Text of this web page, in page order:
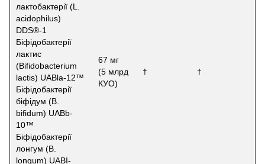
лактобактерії (L.
acidophilus)
DDS®-1
Біфідобактерії
лактис
(Bifidobacterium
lactis) UABla-12™
Біфідобактерії
біфідум (B.
bifidum) UABb-
10™
Біфідобактерії
лонгум (B.
longum) UABI-
67 мг
(5 млрд
КУО)
† †